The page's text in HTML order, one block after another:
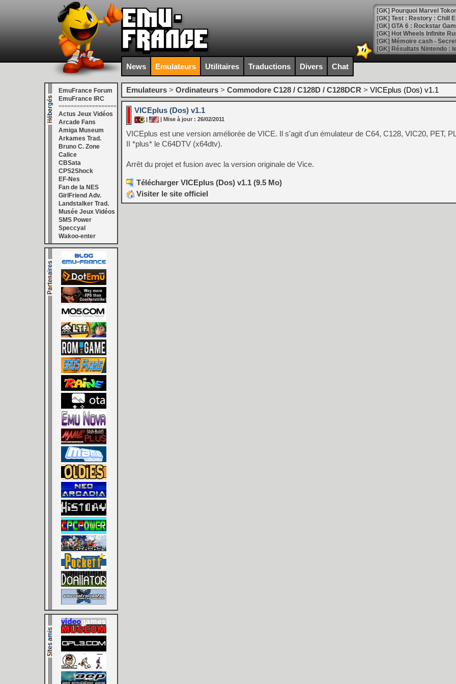
[GK] Pourquoi Marvel
[GK] Test : Restory : Chill
[GK] GTA 6 : Rockstar
[GK] Hot Wheels Infinite
[GK] Mémoire cash -
[GK] Résultats Nintendo :
[GK] Déjà des
[Mo5] Brickboy cherche à
[GK] Minecraft et ses «
[GK] Beast of
[GK] Ubisoft : fin de partie
[GK] Mémoire cash -
[GK] Dan Houser (GTA)
[GK] Comment EA Sports
[GK] Crimson Moon : un
[GK] Isle of Reveries : le
[GK] Moonlighter 2 : The
[GK] Capcom relance
[Mo5] Deux inédits du
[GK] Le beat'em up The
[GK] Endless Legend 2 :
[LS] [PS5] Le WebKit
[GK] Oubliez Crazy Taxi,
[LS] [Switch] NSZ 5.0.0
[GK] No More Room in
[GK] Un chatbot Atelier
[GK] Mémoire cash -
[GK] Nvidia : le prix des
[GK] Suikoden Star Leap
[Mo5] La mini borne
News Emulateurs Utilitaires Traductions Divers Chat
EmuFrance Forum
EmuFrance IRC
===================
Actus Jeux Vidéos
Arcade Fans
Amiga Museum
Arkames Trad.
Bruno C. Zone
Calice
CBSata
CPS2Shock
EF-Nes
Fan de la NES
GirlFriend Adv.
Landstalker Trad.
Musée Jeux Vidéos
SMS Power
Speccyal
Wakoo-enter
Emulateurs > Ordinateurs > Commodore C128 / C128D / C128DCR > VICEplus (Dos) v1.1
VICEplus (Dos) v1.1
| | Mise à jour : 26/02/2011
VICEplus est une version améliorée de VICE. Il s'agit d'un émulateur de C64, C128, VIC20, PET,
II *plus* le C64DTV (x64dtv).
Arrêt du projet et fusion avec la version originale de Vice.
Télécharger VICEplus (Dos) v1.1 (9.5 Mo)
Visiter le site officiel